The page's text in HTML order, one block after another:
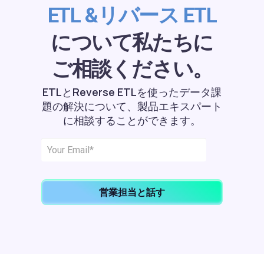
ETL &リバース ETL
について私たちに
ご相談ください。
ETLとReverse ETLを使ったデータ課
題の解決について、製品エキスパート
に相談することができます。
営業担当と話す